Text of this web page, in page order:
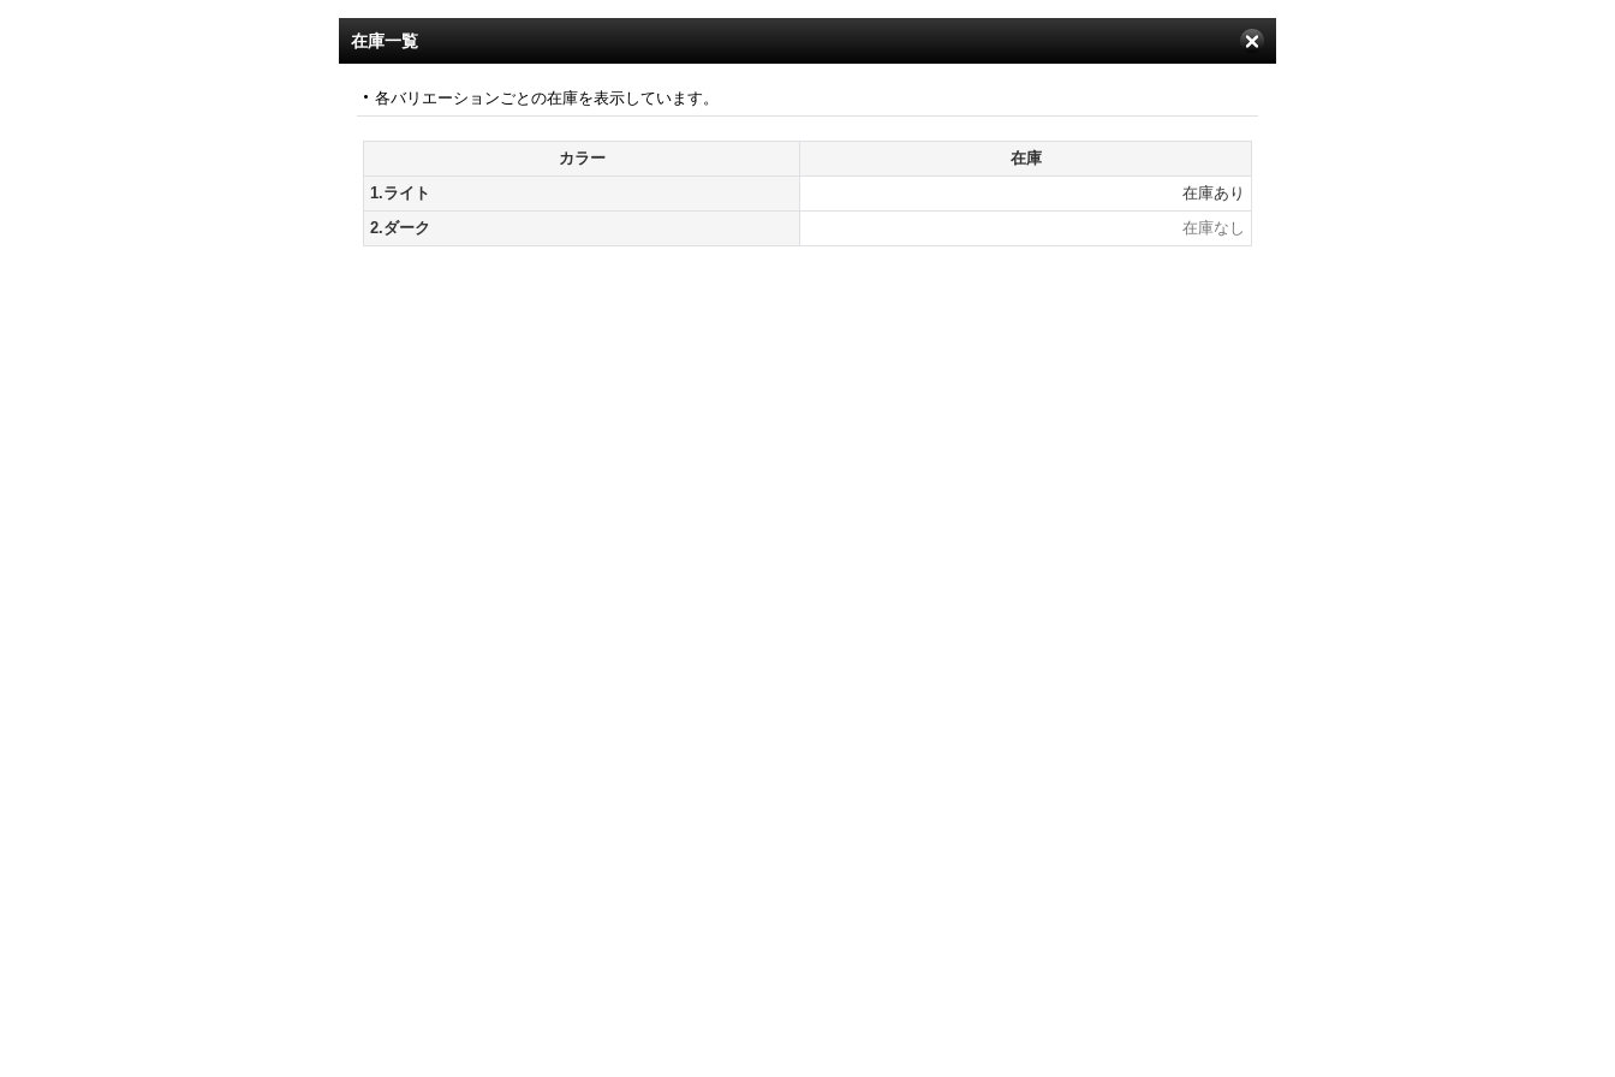
在庫一覧
各バリエーションごとの在庫を表示しています。
カラー
在庫
1.ライト
在庫あり
2.ダーク
在庫なし